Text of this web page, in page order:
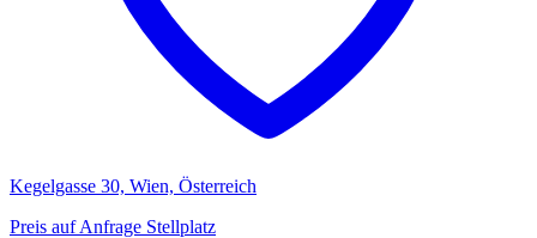
Kegelgasse 30, Wien, Österreich
Preis auf Anfrage Stellplatz